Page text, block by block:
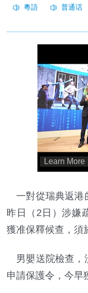
一對從瑞典返港
昨日（2日）涉嫌
獲准保釋候查，須
男嬰送院檢查，
申請保護令，今早